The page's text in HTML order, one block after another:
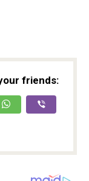
friends: